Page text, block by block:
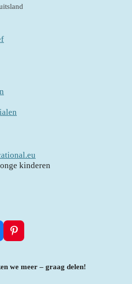
kinderen
P
we meer – graag delen!